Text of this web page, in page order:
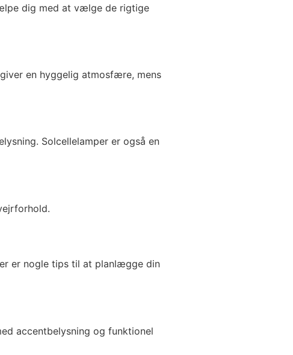
dig med at vælge de rigtige
en hyggelig atmosfære, mens
Solcellelamper er også en
er nogle tips til at planlægge din
accentbelysning og funktionel